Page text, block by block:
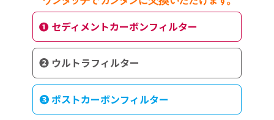
❶ セディメントカーボンフィルター
❷ ウルトラフィルター
❸ ポストカーボンフィルター